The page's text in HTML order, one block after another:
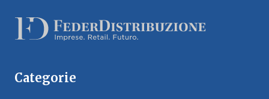
Categorie